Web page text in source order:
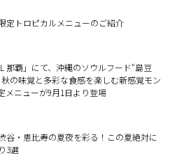
定トロピカルメニューのご紹介
那覇」にて、沖縄のソウルフード“島豆
の味覚と多彩な食感を楽しむ新感覚モン
メニューが9月1日より登場
谷・恵比寿の夏夜を彩る！この夏絶対に
3選